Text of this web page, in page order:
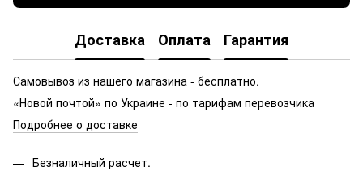
Доставка Оплата Гарантия
Самовывоз из нашего магазина - бесплатно.
«Новой почтой» по Украине - по тарифам перевозчика
Подробнее о доставке
Безналичный расчет.